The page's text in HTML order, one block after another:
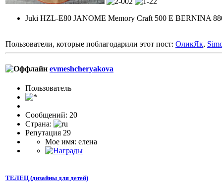
Juki HZL-E80 JANOME Memory Craft 500 E BERNINA
Пользователи, которые поблагодарили этот пост: ОликЯк,
evmeshcheryakova
Пользоватeль
Сообщений: 20
Страна:
Репутация 29
Мое имя: елена
ТЕЛЕЦ (дизайны для детей)